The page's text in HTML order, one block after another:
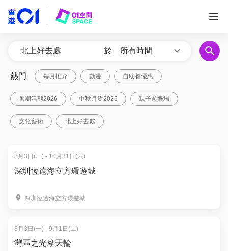
於 所有時間
熱門 每月推介 動漫 自助餐優惠
暑期活動2026 中秋月餅2026 親子遊樂場
文化藝術 北上好去處
8月3日(一) - 10月31日(六)
深圳恆遠海立方環遊城
深圳恆遠海立方環遊城
8月3日(一) - 9月1日(二)
灣區之光摩天輪